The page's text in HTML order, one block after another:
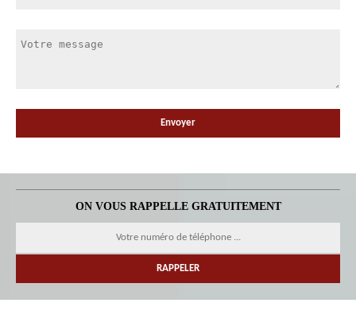
ON VOUS RAPPELLE GRATUITEMENT